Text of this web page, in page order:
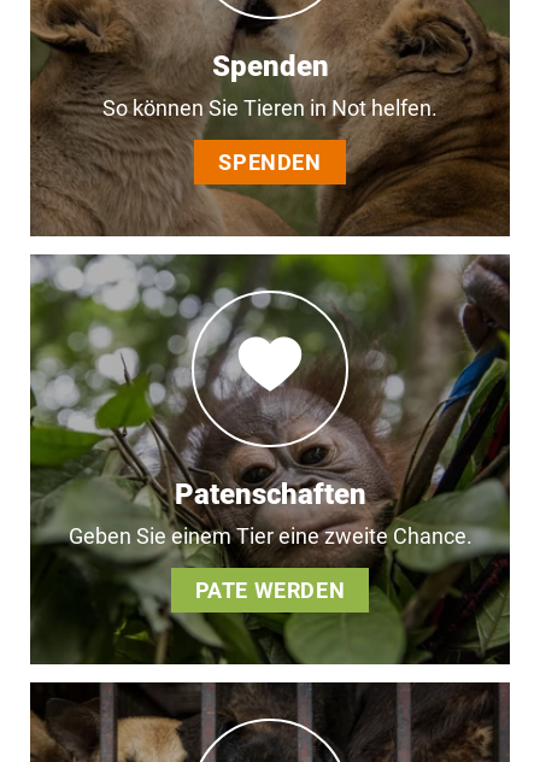
Spenden
So können Sie Tieren in Not helfen.
SPENDEN
Patenschaften
Geben Sie einem Tier eine zweite Chance.
PATE WERDEN